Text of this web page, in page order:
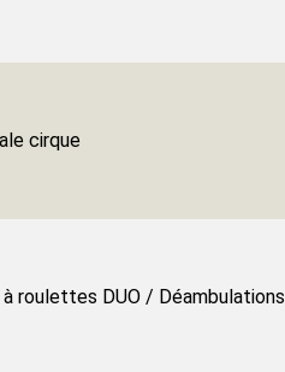
cirque
roulettes DUO / Déambulations